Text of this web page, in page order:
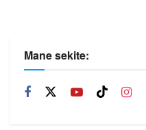
Mane sekite: